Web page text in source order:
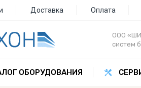
Доставка Оплата
ООО
систем
ОБОРУДОВАНИЯ